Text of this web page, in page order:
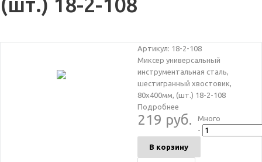
Артикул: 18-2-108
Миксер универсальный
инструментальная сталь,
шестигранный хвостовик,
80х400мм, (шт.) 18-2-108
Подробнее
219 руб.
Много
-
В корзину